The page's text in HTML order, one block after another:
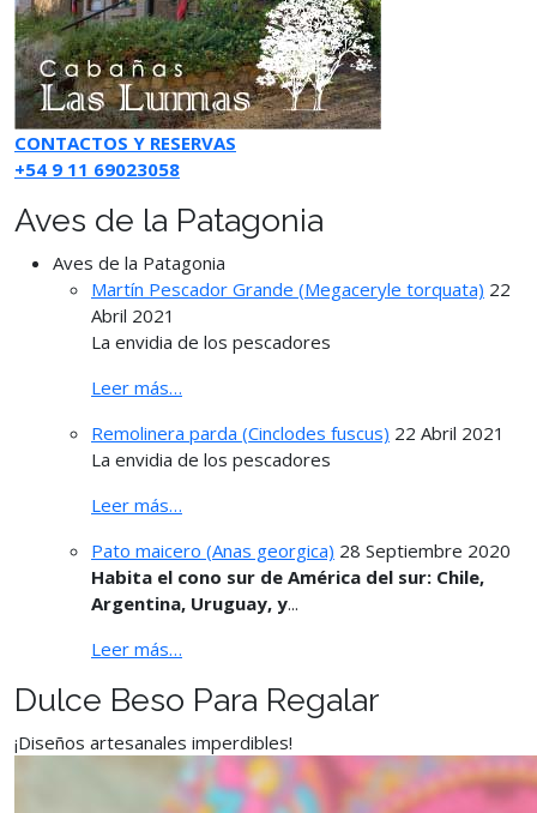
CONTACTOS Y RESERVAS
+54 9 11 69023058
Aves de la Patagonia
Aves de la Patagonia
Martín Pescador Grande (Megaceryle torquata) 22
Abril 2021
La envidia de los pescadores
Leer más…
Remolinera parda (Cinclodes fuscus) 22 Abril 2021
La envidia de los pescadores
Leer más…
Pato maicero (Anas georgica) 28 Septiembre 2020
Habita el cono sur de América del sur: Chile,
Argentina, Uruguay, y...
Leer más…
Dulce Beso Para Regalar
¡Diseños artesanales imperdibles!